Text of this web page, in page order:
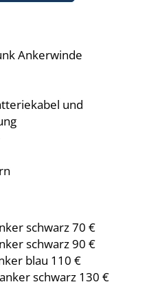
Ankerwinde
und
schwarz 70 €
schwarz 90 €
blau 110 €
schwarz 130 €